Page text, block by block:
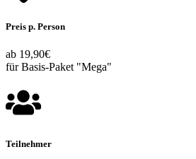
Preis p. Person
ab 19,90€
für Basis-Paket "Mega"
Teilnehmer